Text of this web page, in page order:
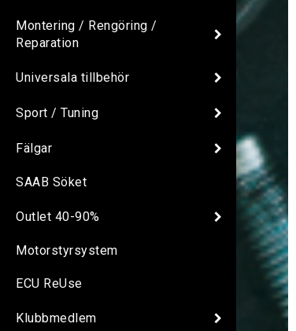
Montering / Rengöring /
Reparation
Universala tillbehör
Sport / Tuning
Fälgar
SAAB Söket
Outlet 40-90%
Motorstyrsystem
ECU ReUse
Klubbmedlem